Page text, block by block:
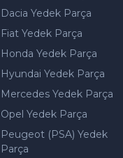
Dacia Yedek Parça
Fiat Yedek Parça
Honda Yedek Parça
Hyundai Yedek Parça
Mercedes Yedek Parça
Opel Yedek Parça
Peugeot (PSA) Yedek
Parça